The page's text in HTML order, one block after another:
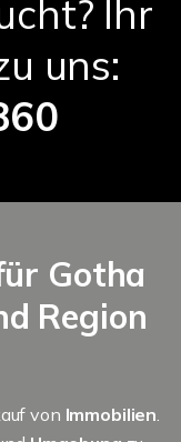
Ihr
uns:
Gotha
Region
von Immobilien